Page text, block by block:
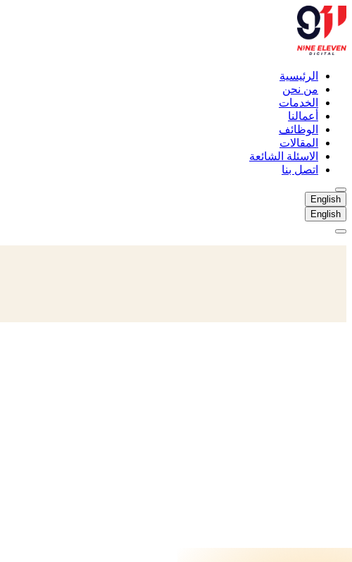
الرئيسية
من نحن
الخدمات
أعمالنا
الوظائف
المقالات
الاسئلة الشائعة
اتصل بنا
English
English